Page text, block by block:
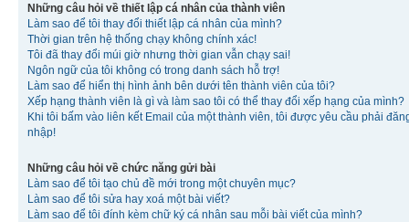
Những câu hỏi về thiết lập cá nhân của thành viên
Làm sao để tôi thay đổi thiết lập cá nhân của mình?
Thời gian trên hệ thống chạy không chính xác!
Tôi đã thay đổi múi giờ nhưng thời gian vẫn chạy sai!
Ngôn ngữ của tôi không có trong danh sách hỗ trợ!
Làm sao để hiển thị hình ảnh bên dưới tên thành viên của tôi?
Xếp hạng thành viên là gì và làm sao tôi có thể thay đổi xếp hạng của mình?
Khi tôi bấm vào liên kết Email của một thành viên, tôi được yêu cầu phải
nhập!
Những câu hỏi về chức năng gửi bài
Làm sao để tôi tạo chủ đề mới trong một chuyên mục?
Làm sao để tôi sửa hay xoá một bài viết?
Làm sao để tôi đính kèm chữ ký cá nhân sau mỗi bài viết của mình?